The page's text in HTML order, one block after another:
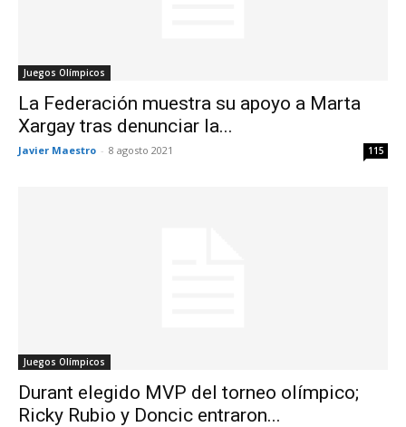
Juegos Olímpicos
La Federación muestra su apoyo a Marta
Xargay tras denunciar la...
Javier Maestro - 8 agosto 2021 115
Juegos Olímpicos
Durant elegido MVP del torneo olímpico;
Ricky Rubio y Doncic entraron...